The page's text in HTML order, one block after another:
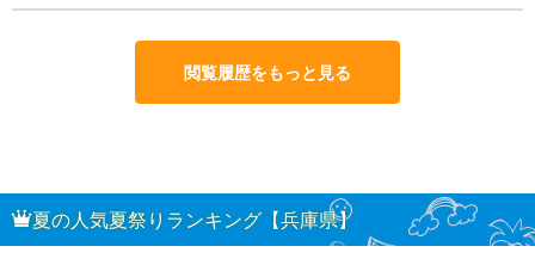
閲覧履歴をもっと見る
夏の人気夏祭りランキング【兵庫県】